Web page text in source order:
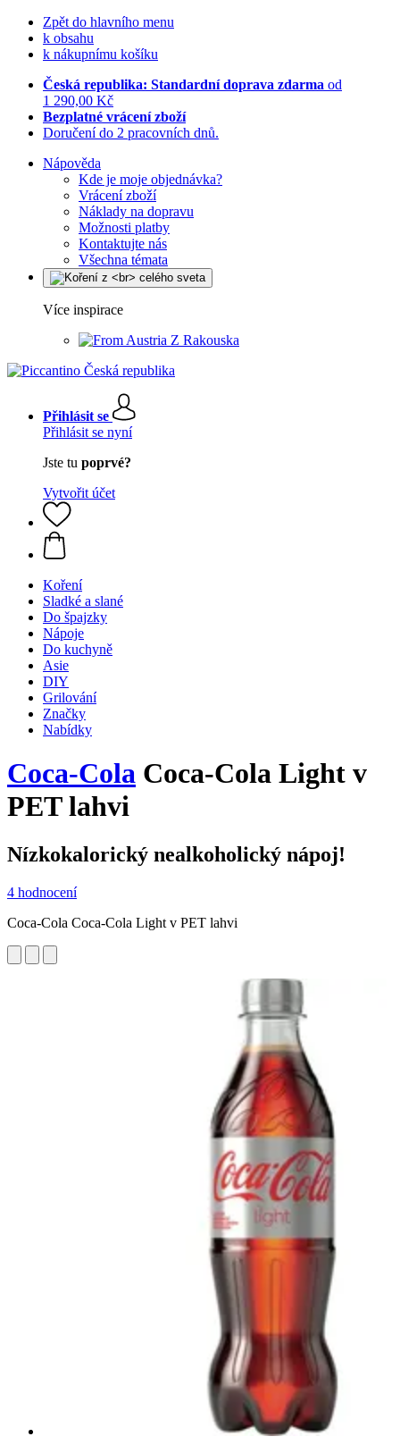
Zpět do hlavního menu
k obsahu
k nákupnímu košíku
Česká republika: Standardní doprava zdarma od
1 290,00 Kč
Bezplatné vrácení zboží
Doručení do 2 pracovních dnů.
Nápověda
Kde je moje objednávka?
Vrácení zboží
Náklady na dopravu
Možnosti platby
Kontaktujte nás
Všechna témata
Více inspirace
Z Rakouska
Přihlásit se
Přihlásit se nyní
Jste tu poprvé?
Vytvořit účet
Koření
Sladké a slané
Do špajzky
Nápoje
Do kuchyně
Asie
DIY
Grilování
Značky
Nabídky
Coca‑Cola Coca-Cola Light v
PET lahvi
Nízkokalorický nealkoholický nápoj!
4 hodnocení
Coca‑Cola Coca-Cola Light v PET lahvi